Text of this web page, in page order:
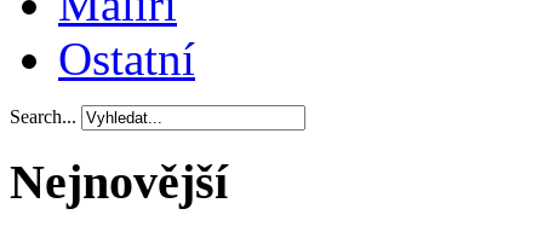
Ostatní
Search...
Nejnovější